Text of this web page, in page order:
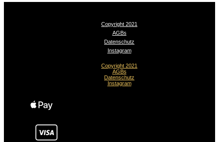
Copyright 2021
AGBs
Datenschutz
Instagram
Copyright 2021
AGBs
Datenschutz
Instagram